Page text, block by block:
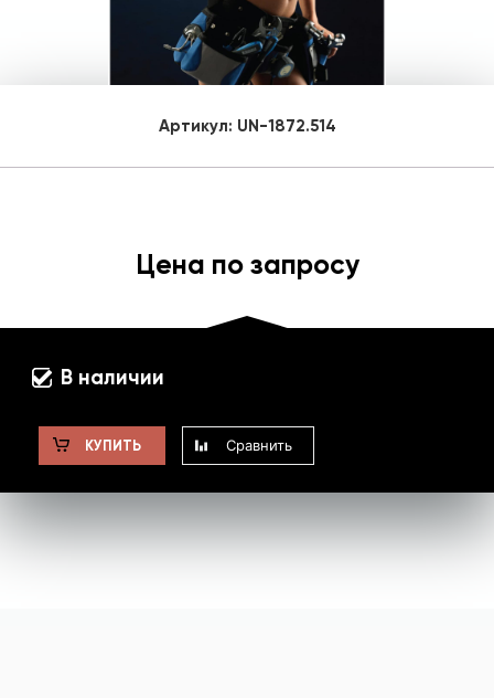
Артикул: UN-1872.514
Цена по запросу
В наличии
КУПИТЬ Сравнить